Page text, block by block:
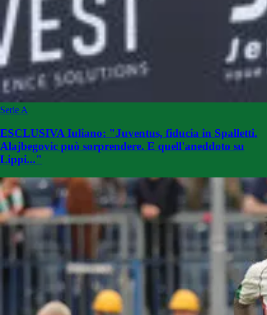
Serie A
ESCLUSIVA Iuliano: "Juventus, fiducia in Spalletti.
Alajbegovic può sorprendere. E quell'aneddoto su
Lippi..."